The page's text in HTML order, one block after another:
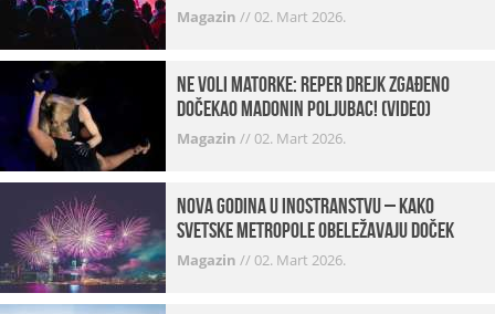
Magazin //02. Mart 2026.
Ne voli matorke: Reper Drejk zgađeno
dočekao Madonin poljubac! (VIDEO)
Magazin //02. Mart 2026.
Nova godina u inostranstvu – kako
svetske metropole obeležavaju doček
Magazin //02. Mart 2026.